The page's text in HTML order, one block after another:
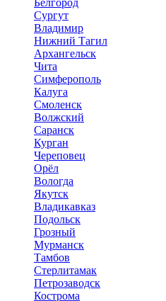
Сургут
Владимир
Нижний Тагил
Архангельск
Чита
Симферополь
Калуга
Смоленск
Волжский
Саранск
Курган
Череповец
Орёл
Вологда
Якутск
Владикавказ
Подольск
Грозный
Мурманск
Тамбов
Стерлитамак
Петрозаводск
Кострома